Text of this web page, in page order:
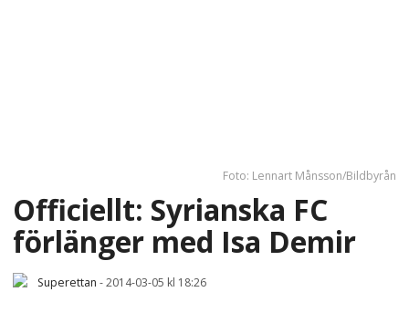
Foto: Lennart Månsson/Bildbyrån
Officiellt: Syrianska FC
förlänger med Isa Demir
Superettan -2014-03-05 kl 18:26